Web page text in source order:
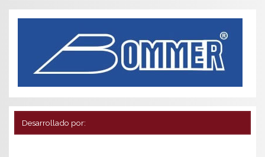
Desarrollado por: